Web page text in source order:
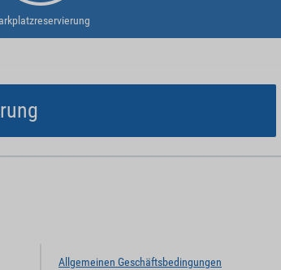
Allgemeinen Geschäftsbedingungen